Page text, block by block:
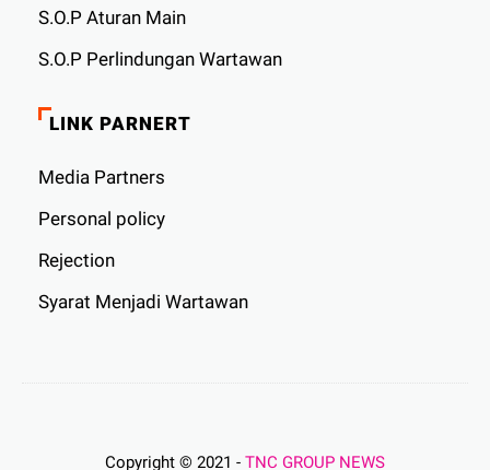
S.O.P Aturan Main
S.O.P Perlindungan Wartawan
LINK PARNERT
Media Partners
Personal policy
Rejection
Syarat Menjadi Wartawan
Copyright © 2021 - TNC GROUP NEWS